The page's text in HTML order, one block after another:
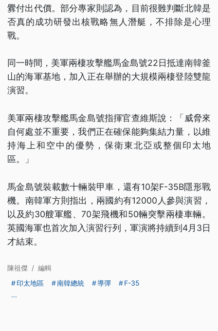
釁付出代價。部分專家則認為，目前很難判斷北韓是
否真的成功研發出核戰略無人潛艇，不排除是心理
戰。
同一時間，美軍兩棲攻擊艦馬金島號22日抵達南韓釜
山的海軍基地，加入正在舉辦的大規模兩棲登陸雙龍
演習。
美軍兩棲攻擊艦馬金島號指揮官查維斯說：「威脅來
自何處並不重要，我們正在確保能夠集結力量，以維
持海上和空中的優勢，保衛東北亞或整個印太地
區。」
馬金島號裝載數十輛裝甲車，還有10架F-35B隱形戰
機。南韓軍方則指出，兩國約有12000人參與演習，
以及約30艘軍艦、70架飛機和50輛突擊兩棲車輛。
英國海軍也首次加入演習行列，軍演將持續到4月3日
才結束。
陳祖傑 / 編輯
印太地區
南韓總統 導彈
F-35
...